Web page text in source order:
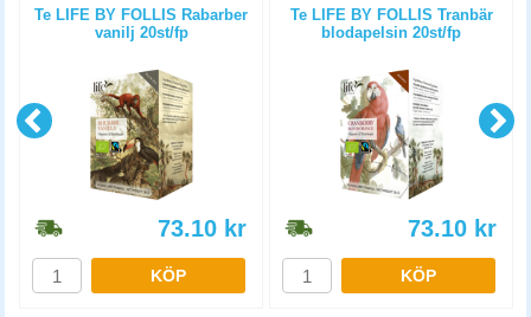
Te LIFE BY FOLLIS Rabarber
vanilj 20st/fp
73.10 kr
KÖP
Te LIFE BY FOLLIS Tranbär
blodapelsin 20st/fp
73.10 kr
KÖP